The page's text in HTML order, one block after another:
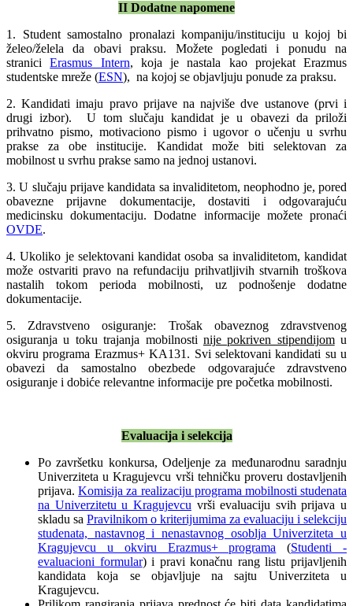
II Dodatne napomene
1. Student samostalno pronalazi kompaniju/instituciju u kojoj bi
želeo/želela da obavi praksu. Možete pogledati i ponudu na
straniciErasmus Intern, koja je nastala kao projekat Erazmus
studentske mreže (ESN), na kojoj se objavljuju ponude za praksu.
2. Kandidati imaju pravo prijave na najviše dve ustanove (prvi i
drugi izbor). U tom slučaju kandidat je u obavezi da priloži
prihvatno pismo, motivaciono pismo i ugovor o učenju u svrhu
prakse za obe institucije. Kandidat može biti selektovan za
mobilnost u svrhu prakse samo na jednoj ustanovi.
3. U slučaju prijave kandidata sa invaliditetom, neophodno je, pored
obavezne prijavne dokumentacije, dostaviti i odgovarajuću
medicinsku dokumentaciju. Dodatne informacije možete pronaći
OVDE.
4. Ukoliko je selektovani kandidat osoba sa invaliditetom, kandidat
može ostvariti pravo na refundaciju prihvatljivih stvarnih troškova
nastalih tokom perioda mobilnosti, uz podnošenje dodatne
dokumentacije.
5. Zdravstveno osiguranje: Trošak obaveznog zdravstvenog
osiguranja u toku trajanja mobilnosti nije pokriven stipendijomu
okviru programa Erazmus+ KA131. Svi selektovani kandidati su u
obavezi da samostalno obezbede odgovarajuće zdravstveno
osiguranje i dobiće relevantne informacije pre početka mobilnosti.
Evaluacija i selekcija
Po završetku konkursa, Odeljenje za međunarodnu saradnju
Univerziteta u Kragujevcu vrši tehničku proveru dostavljenih
prijava.Komisija za realizaciju programa mobilnosti studenata
na Univerzitetu u Kragujevcu vrši evaluaciju svih prijava u
skladu sa Pravilnikom o kriterijumima za evaluaciju i selekciju
studenata, nastavnog i nenastavnog osoblja Univerziteta u
Kragujevcu u okviru Erazmus+ programa (Studenti -
evaluacioni formular) i pravi konačnu rang listu prijavljenih
kandidata koja se objavljuje na sajtu Univerziteta u
Kragujevcu.